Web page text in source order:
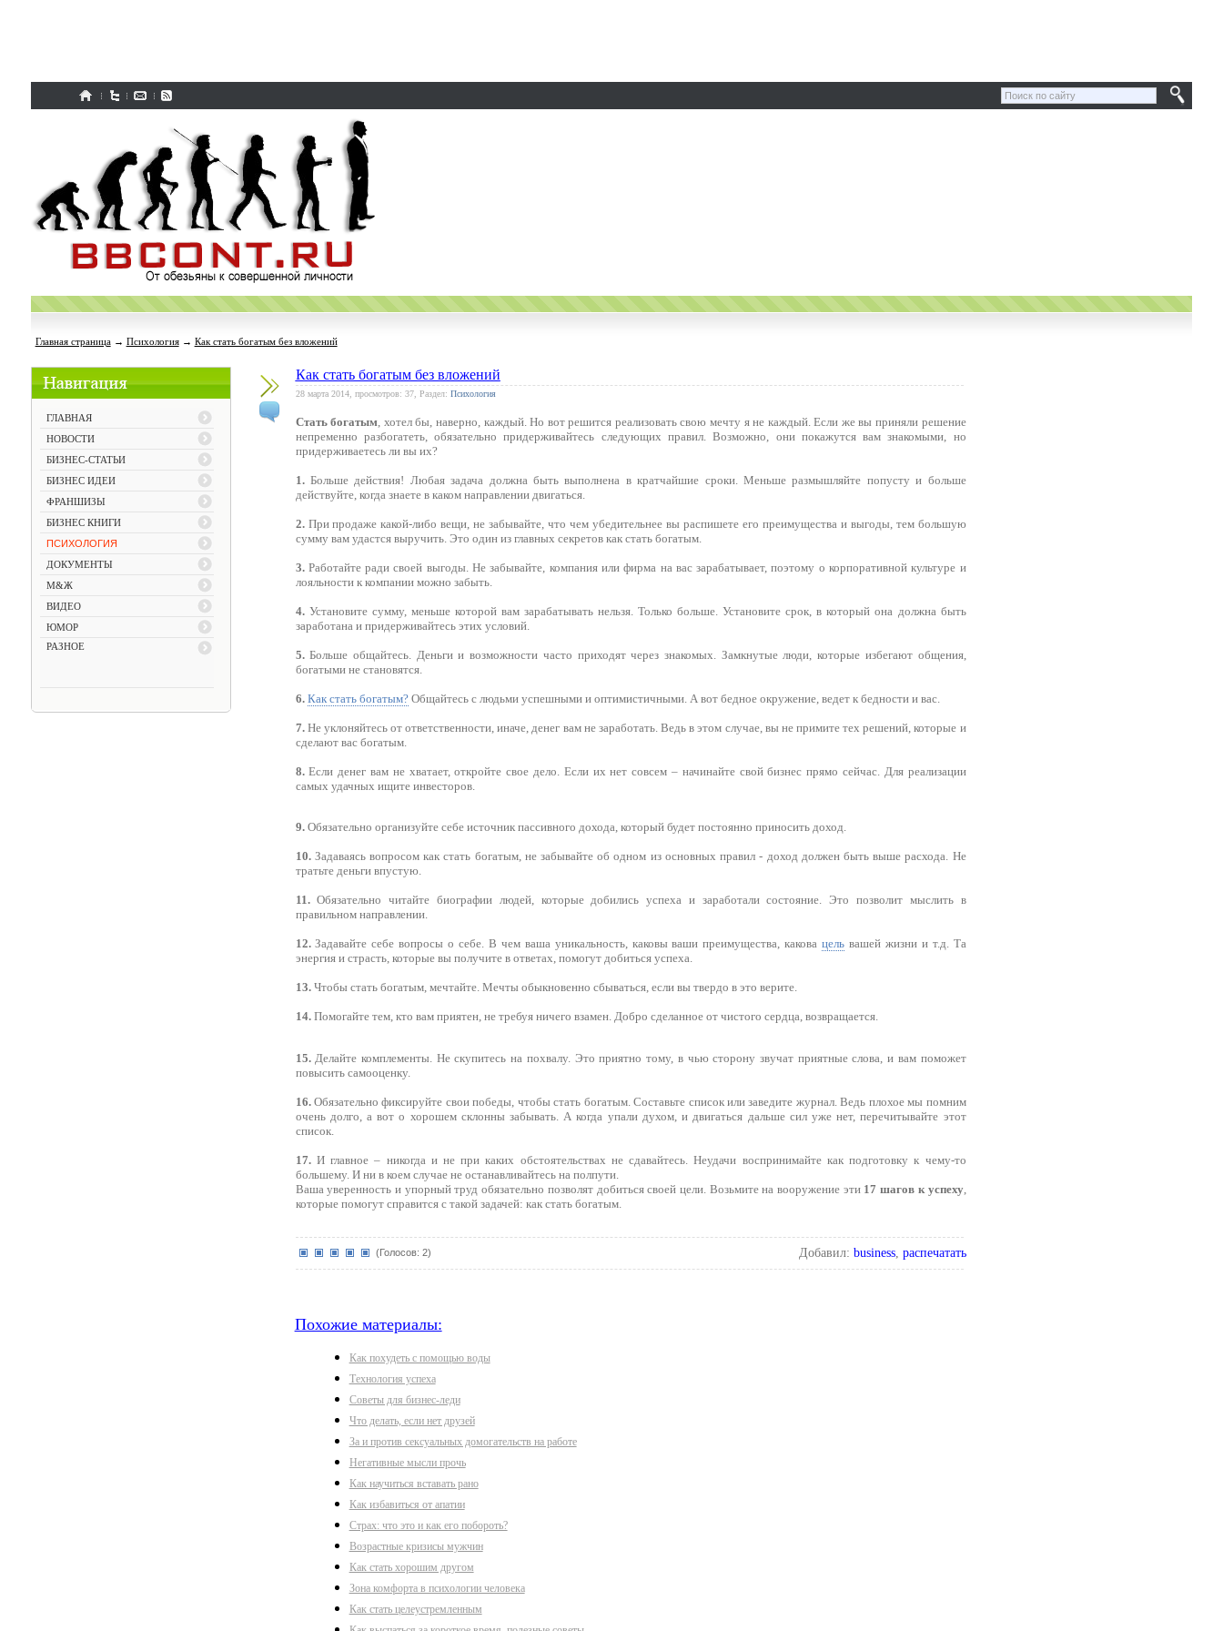
Главная страница→ Психология→ Как стать богатым без вложений
ГЛАВНАЯ
НОВОСТИ
БИЗНЕС-СТАТЬИ
БИЗНЕС ИДЕИ
ФРАНШИЗЫ
БИЗНЕС КНИГИ
ПСИХОЛОГИЯ
ДОКУМЕНТЫ
М&Ж
ВИДЕО
ЮМОР
РАЗНОЕ
Как стать богатым без вложений
28 марта 2014, просмотров: 37, Раздел: Психология
Стать богатым, хотел бы, наверно, каждый. Но вот решится реализовать свою мечту я не каждый. Если же вы приняли решение
непременно разбогатеть, обязательно придерживайтесь следующих правил. Возможно, они покажутся вам знакомыми, но
придерживаетесь ли вы их?
1.Больше действия! Любая задача должна быть выполнена в кратчайшие сроки. Меньше размышляйте попусту и больше
действуйте, когда знаете в каком направлении двигаться.
2.При продаже какой-либо вещи, не забывайте, что чем убедительнее вы распишете его преимущества и выгоды, тем большую
сумму вам удастся выручить. Это один из главных секретов как стать богатым.
3.Работайте ради своей выгоды. Не забывайте, компания или фирма на вас зарабатывает, поэтому о корпоративной культуре и
лояльности к компании можно забыть.
4.Установите сумму, меньше которой вам зарабатывать нельзя. Только больше. Установите срок, в который она должна быть
заработана и придерживайтесь этих условий.
5.Больше общайтесь. Деньги и возможности часто приходят через знакомых. Замкнутые люди, которые избегают общения,
богатыми не становятся.
6. Как стать богатым?Общайтесь с людьми успешными и оптимистичными. А вот бедное окружение, ведет к бедности и вас.
7.Не уклоняйтесь от ответственности, иначе, денег вам не заработать. Ведь в этом случае, вы не примите тех решений, которые и
сделают вас богатым.
8.Если денег вам не хватает, откройте свое дело. Если их нет совсем – начинайте свой бизнес прямо сейчас. Для реализации
самых удачных ищите инвесторов.
9.Обязательно организуйте себе источник пассивного дохода, который будет постоянно приносить доход.
10.Задаваясь вопросом как стать богатым, не забывайте об одном из основных правил - доход должен быть выше расхода. Не
тратьте деньги впустую.
11.Обязательно читайте биографии людей, которые добились успеха и заработали состояние. Это позволит мыслить в
правильном направлении.
12.Задавайте себе вопросы о себе. В чем ваша уникальность, каковы ваши преимущества, каковацель вашей жизни и т.д. Та
энергия и страсть, которые вы получите в ответах, помогут добиться успеха.
13.Чтобы стать богатым, мечтайте. Мечты обыкновенно сбываться, если вы твердо в это верите.
14.Помогайте тем, кто вам приятен, не требуя ничего взамен. Добро сделанное от чистого сердца, возвращается.
15.Делайте комплементы. Не скупитесь на похвалу. Это приятно тому, в чью сторону звучат приятные слова, и вам поможет
повысить самооценку.
16.Обязательно фиксируйте свои победы, чтобы стать богатым. Составьте список или заведите журнал. Ведь плохое мы помним
очень долго, а вот о хорошем склонны забывать. А когда упали духом, и двигаться дальше сил уже нет, перечитывайте этот
список.
17.И главное – никогда и не при каких обстоятельствах не сдавайтесь. Неудачи воспринимайте как подготовку к чему-то
большему. И ни в коем случае не останавливайтесь на полпути.
Ваша уверенность и упорный труд обязательно позволят добиться своей цели. Возьмите на вооружение эти 17 шагов к успеху,
которые помогут справится с такой задачей: как стать богатым.
(Голосов: 2) Добавил: business, распечатать
Похожие материалы:
Как похудеть с помощью воды
Технология успеха
Советы для бизнес-леди
Что делать, если нет друзей
За и против сексуальных домогательств на работе
Негативные мысли прочь
Как научиться вставать рано
Как избавиться от апатии
Страх: что это и как его побороть?
Возрастные кризисы мужчин
Как стать хорошим другом
Зона комфорта в психологии человека
Как стать целеустремленным